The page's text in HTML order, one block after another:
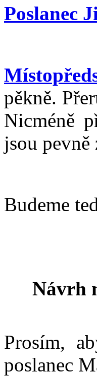
Poslanec
pěkně.
Nicméně
jsou pevně
Budeme
Návrh
Prosím,
poslanec